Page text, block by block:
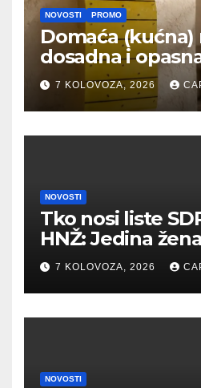
NOVOSTI PROMO
Domaća (kućna)
dosadna i
7 KOLOVOZA, 2026
NOVOSTI
Tko nosi liste
HNŽ: Jedina
Hercegovine
7 KOLOVOZA, 2026
NOVOSTI